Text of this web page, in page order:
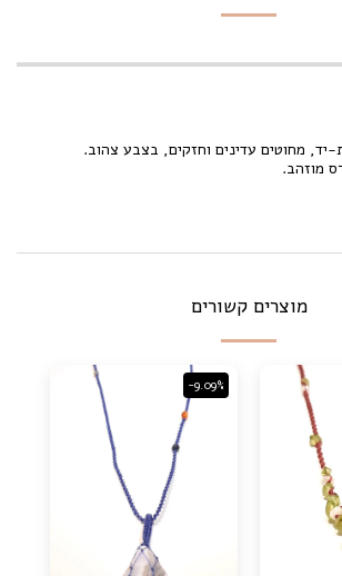
יד, מחוטים עדינים וחזקים, בצבע צהוב.
מוזהב.
מוצרים קשורים
-9.09%